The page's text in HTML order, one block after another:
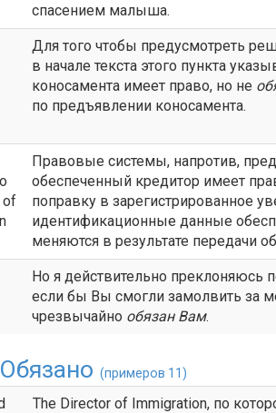
спасением малыша.
Для того чтобы предусмотреть
в начале текста этого пункта
коносамента имеет право, но не
по предъявлении коносамента.
of
Правовые системы, напротив,
обеспеченный кредитор имеет
поправку в зарегистрированное
идентификационные данные
меняются в результате передачи
Но я действительно преклоняюсь
если бы Вы смогли замолвить за
чрезвычайно обязанВам.
Обязано(примеров 11)
The Director of Immigration, по